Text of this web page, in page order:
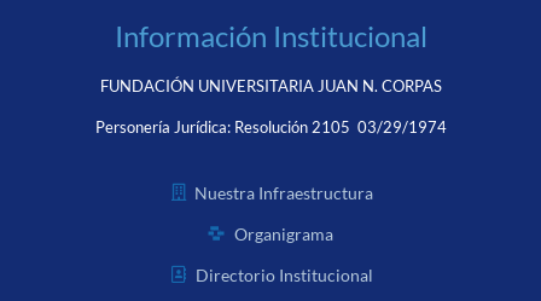
Información Institucional
FUNDACIÓN UNIVERSITARIA JUAN N. CORPAS
Personería Jurídica: Resolución 2105 03/29/1974
Nuestra Infraestructura
Organigrama
Directorio Institucional